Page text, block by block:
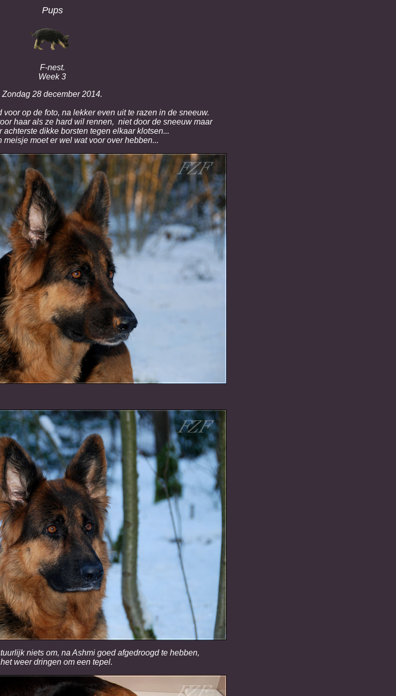
Pups
F-nest.
Week 3
Zondag 28 december 2014.
op de foto, na lekker even uit te razen in de sneeuw.
haar als ze hard wil rennen, niet door de sneeuw maar
achterste dikke borsten tegen elkaar klotsen...
meisje moet er wel wat voor over hebben...
niets om, na Ashmi goed afgedroogd te hebben,
weer dringen om een tepel.